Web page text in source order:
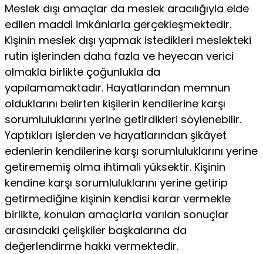
Meslek dışı amaçlar da meslek aracılığıyla elde
edilen maddi imkânlarla gerçekleşmektedir.
Kişinin meslek dışı yapmak istedikleri meslekteki
rutin işlerinden daha fazla ve heyecan verici
olmakla birlikte çoğunlukla da
yapılamamaktadır. Hayatlarından memnun
olduklarını belirten kişilerin kendilerine karşı
sorumluluklarını yerine getirdikleri söylenebilir.
Yaptıkları işlerden ve hayatlarından şikâyet
edenlerin kendilerine karşı sorumluluklarını yerine
getirememiş olma ihtimali yüksektir. Kişinin
kendine karşı sorumluluklarını yerine getirip
getirmediğine kişinin kendisi karar vermekle
birlikte, konulan amaçlarla varılan sonuçlar
arasındaki çelişkiler başkalarına da
değerlendirme hakkı vermektedir.